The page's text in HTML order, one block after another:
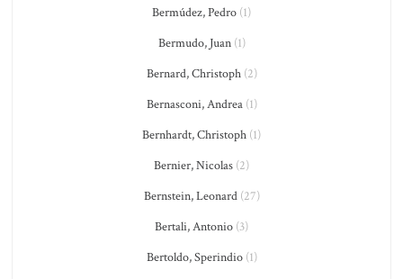
Bermúdez, Pedro (1)
Bermudo, Juan(1)
Bernard, Christoph(2)
Bernasconi, Andrea(1)
Bernhardt, Christoph (1)
Bernier, Nicolas (2)
Bernstein, Leonard(27)
Bertali, Antonio (3)
Bertoldo, Sperindio(1)